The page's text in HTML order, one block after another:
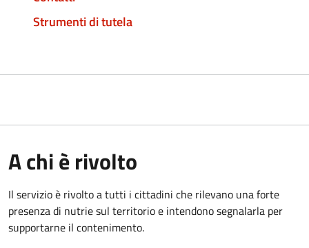
Strumenti di tutela
A chi è rivolto
Il servizio è rivolto a tutti i cittadini che rilevano una forte
presenza di nutrie sul territorio e intendono segnalarla per
supportarne il contenimento.